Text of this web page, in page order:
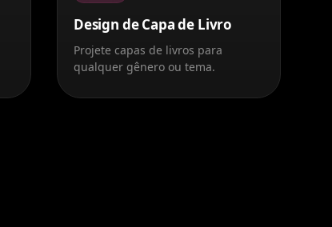
Design de Capa de Livro
Projete capas de livros para
qualquer gênero ou tema.